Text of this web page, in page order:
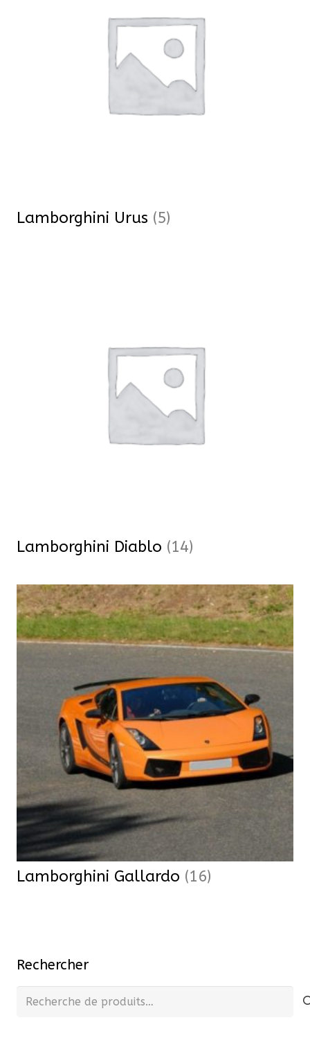
Lamborghini Urus (5)
Lamborghini Diablo (14)
Lamborghini Gallardo (16)
Rechercher
Recherche